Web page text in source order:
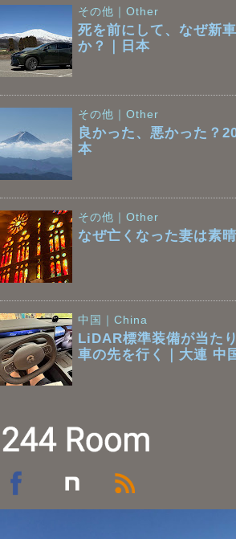
その他｜Other
死を前にして、なぜ新
か？｜日本
その他｜Other
良かった、悪かった？
本
その他｜Other
なぜ亡くなった妻は素
中国｜China
LiDAR標準装備が当た
車の先を行く｜大連 中